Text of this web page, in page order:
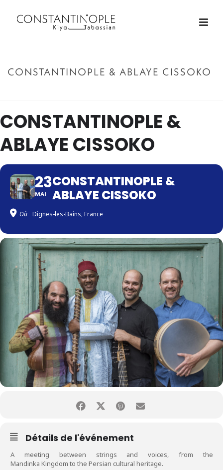
CONSTANTINOPLE & ABLAYE CISSOKO
CONSTANTINOPLE &
ABLAYE CISSOKO
23
MAI
CONSTANTINOPLE &
ABLAYE CISSOKO
Où Dignes-les-Bains, France
Détails de l'événement
A meeting between strings and voices, from the
Mandinka Kingdom to the Persian cultural heritage.